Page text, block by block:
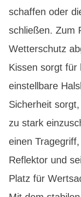
schaffen oder
schließen. Zum
Wetterschutz
Kissen sorgt für
einstellbare
Sicherheit
zu stark
einen
Reflektor und
Platz für